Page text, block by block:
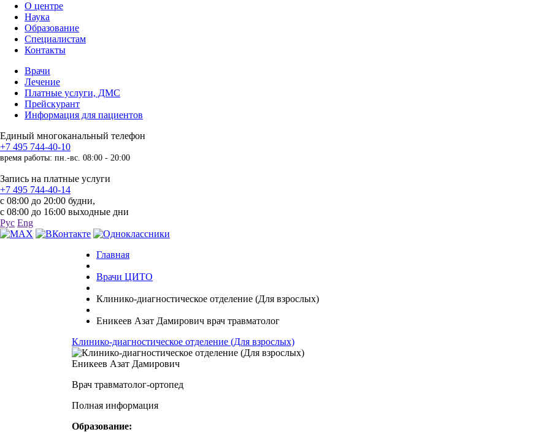
О центре
Наука
Образование
Специалистам
Контакты
Врачи
Лечение
Платные услуги, ДМС
Прейскурант
Информация для пациентов
Единый многоканальный телефон
+7 495 744-40-10
время работы: пн.-вс. 08:00 - 20:00
Запись на платные услуги
+7 495 744-40-14
с 08:00 до 20:00 будни,
с 08:00 до 16:00 выходные дни
Рус Eng
Главная
Врачи ЦИТО
Клинико-диагностическое отделение (Для взрослых)
Еникеев Азат Дамирович врач травматолог
Клинико-диагностическое отделение (Для взрослых)
Еникеев Азат Дамирович
Врач травматолог-ортопед
Полная информация
Образование: